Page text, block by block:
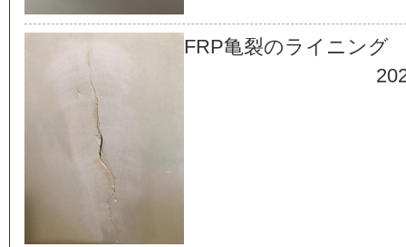
FRP亀裂のライニング